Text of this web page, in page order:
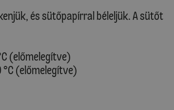
és sütőpapírral béleljük. A sütőt
(előmelegítve)
(előmelegítve)